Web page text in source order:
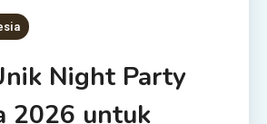
Night Party
2026 untuk